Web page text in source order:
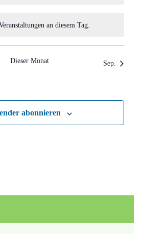
an diesem Tag.
Dieser Monat Sep.
abonnieren